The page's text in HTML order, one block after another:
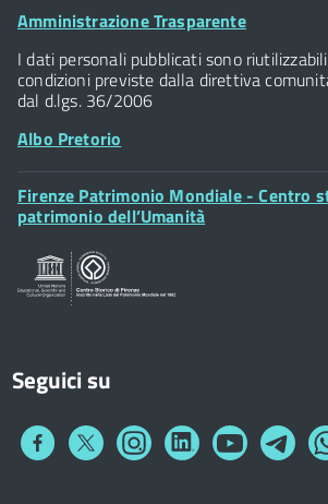
Piazza della Signoria - 50122, Firenze
P.IVA 01307110484
Posta Elettronica Certificata
Footer
Amministrazione Trasparente
I dati personali pubblicati sono
condizioni previste dalla direttiva
dal d.lgs. 36/2006
Albo Pretorio
Footer
Widget
Firenze Patrimonio Mondiale - Centro
patrimonio dell’Umanità
Seguici su
Collegamento
Collegamento
a
Collegamento
a
Collegamento
a a a